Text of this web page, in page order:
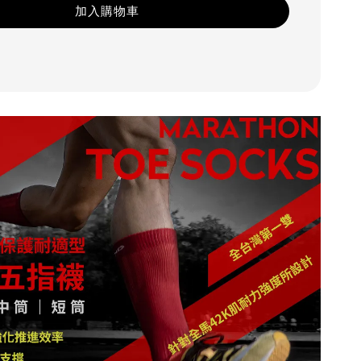
加入購物車